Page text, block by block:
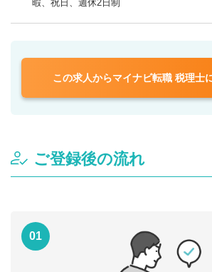
暇、祝日、週休2日制
この求人からマイナビ転職 税理士
ご登録後の流れ
01